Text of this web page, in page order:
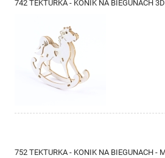
742 TEKTURKA - KONIK NA BIEGUNACH 3D
752 TEKTURKA - KONIK NA BIEGUNACH -